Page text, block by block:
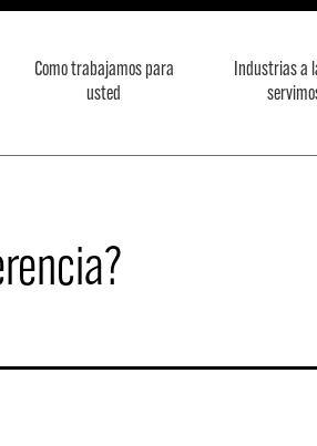
Como trabajamos para
usted
Industrias a